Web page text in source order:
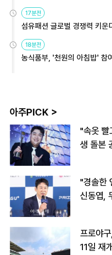
용해야
17분전
섬유패션 글로벌 경쟁력 키
원
18분전
농식품부, '천원의 아침밥' 참
아주PICK >
"속옷
생 돌본
"경솔한
신동엽,
프로야
11일 재